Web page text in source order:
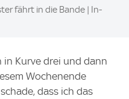
fährt in die Bande | In-
in Kurve drei und dann
Wochenende
dass ich das